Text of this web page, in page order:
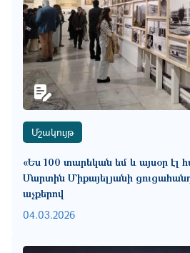
Մշակույթ
«Ես 100 տարեկան եմ և այսօր էլ
Մարտին Միքայելյանի
աչքերով
04.03.2026